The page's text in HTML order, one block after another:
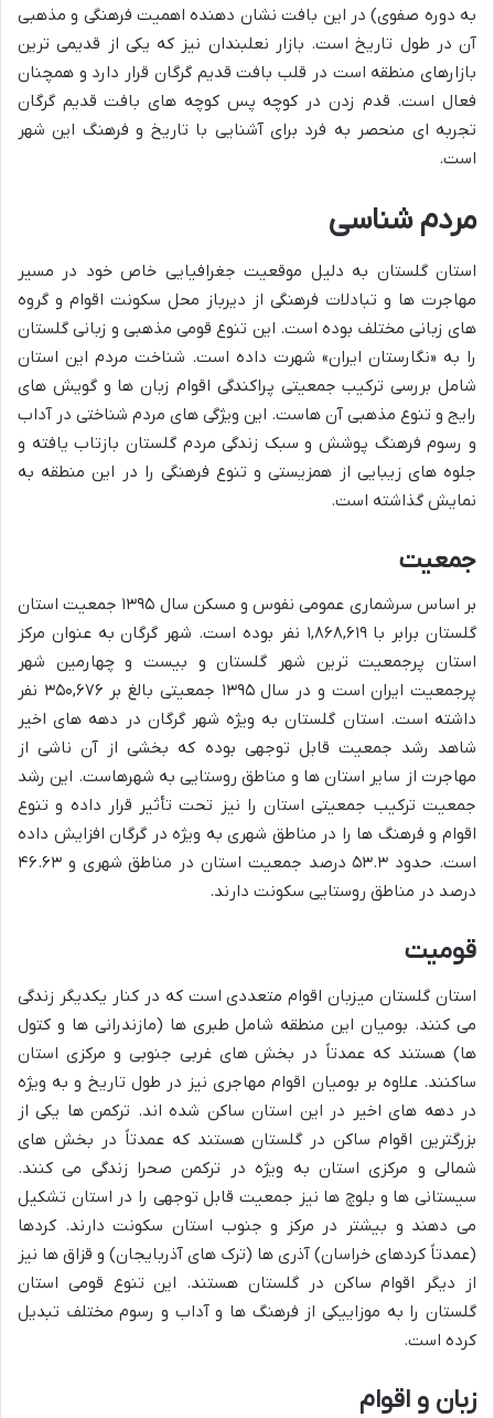
به دوره صفوی) در این بافت نشان دهنده اهمیت فرهنگی و مذهبی
آن در طول تاریخ است. بازار نعلبندان نیز که یکی از قدیمی ترین
بازارهای منطقه است در قلب بافت قدیم گرگان قرار دارد و همچنان
فعال است. قدم زدن در کوچه پس کوچه های بافت قدیم گرگان
تجربه ای منحصر به فرد برای آشنایی با تاریخ و فرهنگ این شهر
است.
مردم شناسی
استان گلستان به دلیل موقعیت جغرافیایی خاص خود در مسیر
مهاجرت ها و تبادلات فرهنگی از دیرباز محل سکونت اقوام و گروه
های زبانی مختلف بوده است. این تنوع قومی مذهبی و زبانی گلستان
را به «نگارستان ایران» شهرت داده است. شناخت مردم این استان
شامل بررسی ترکیب جمعیتی پراکندگی اقوام زبان ها و گویش های
رایج و تنوع مذهبی آن هاست. این ویژگی های مردم شناختی در آداب
و رسوم فرهنگ پوشش و سبک زندگی مردم گلستان بازتاب یافته و
جلوه های زیبایی از همزیستی و تنوع فرهنگی را در این منطقه به
نمایش گذاشته است.
جمعیت
بر اساس سرشماری عمومی نفوس و مسکن سال ۱۳۹۵ جمعیت استان
گلستان برابر با ۱,۸۶۸,۶۱۹ نفر بوده است. شهر گرگان به عنوان مرکز
استان پرجمعیت ترین شهر گلستان و بیست و چهارمین شهر
پرجمعیت ایران است و در سال ۱۳۹۵ جمعیتی بالغ بر ۳۵۰,۶۷۶ نفر
داشته است. استان گلستان به ویژه شهر گرگان در دهه های اخیر
شاهد رشد جمعیت قابل توجهی بوده که بخشی از آن ناشی از
مهاجرت از سایر استان ها و مناطق روستایی به شهرهاست. این رشد
جمعیت ترکیب جمعیتی استان را نیز تحت تأثیر قرار داده و تنوع
اقوام و فرهنگ ها را در مناطق شهری به ویژه در گرگان افزایش داده
است. حدود ۵۳.۳ درصد جمعیت استان در مناطق شهری و ۴۶.۶۳
درصد در مناطق روستایی سکونت دارند.
قومیت
استان گلستان میزبان اقوام متعددی است که در کنار یکدیگر زندگی
می کنند. بومیان این منطقه شامل طبری ها (مازندرانی ها و کتول
ها) هستند که عمدتاً در بخش های غربی جنوبی و مرکزی استان
ساکنند. علاوه بر بومیان اقوام مهاجری نیز در طول تاریخ و به ویژه
در دهه های اخیر در این استان ساکن شده اند. ترکمن ها یکی از
بزرگترین اقوام ساکن در گلستان هستند که عمدتاً در بخش های
شمالی و مرکزی استان به ویژه در ترکمن صحرا زندگی می کنند.
سیستانی ها و بلوچ ها نیز جمعیت قابل توجهی را در استان تشکیل
می دهند و بیشتر در مرکز و جنوب استان سکونت دارند. کردها
(عمدتاً کردهای خراسان) آذری ها (ترک های آذربایجان) و قزاق ها نیز
از دیگر اقوام ساکن در گلستان هستند. این تنوع قومی استان
گلستان را به موزاییکی از فرهنگ ها و آداب و رسوم مختلف تبدیل
کرده است.
زبان و اقوام